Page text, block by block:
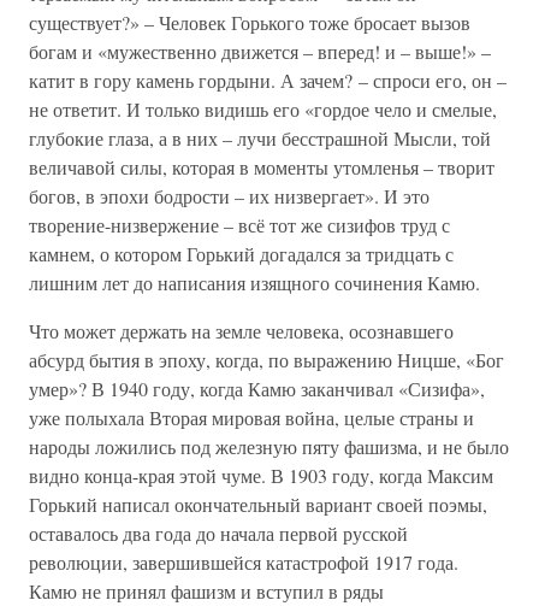
существует?» – Человек Горького тоже бросает вызов
богам и «мужественно движется – вперед! и – выше!» –
катит в гору камень гордыни. А зачем? – спроси его, он –
не ответит. И только видишь его «гордое чело и смелые,
глубокие глаза, а в них – лучи бесстрашной Мысли, той
величавой силы, которая в моменты утомленья – творит
богов, в эпохи бодрости – их низвергает». И это
творение-низвержение – всё тот же сизифов труд с
камнем, о котором Горький догадался за тридцать с
лишним лет до написания изящного сочинения Камю.
Что может держать на земле человека, осознавшего
абсурд бытия в эпоху, когда, по выражению Ницше, «Бог
умер»? В 1940 году, когда Камю заканчивал «Сизифа»,
уже полыхала Вторая мировая война, целые страны и
народы ложились под железную пяту фашизма, и не было
видно конца-края этой чуме. В 1903 году, когда Максим
Горький написал окончательный вариант своей поэмы,
оставалось два года до начала первой русской
революции, завершившейся катастрофой 1917 года.
Камю не принял фашизм и вступил в ряды